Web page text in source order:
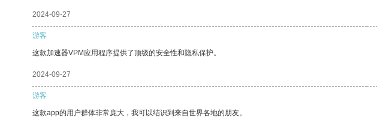
2024-09-27
游客
这款加速器VPM应用程序提供了顶级的安全性和隐私保护。
2024-09-27
游客
这款app的用户群体非常庞大，我可以结识到来自世界各地的朋友。